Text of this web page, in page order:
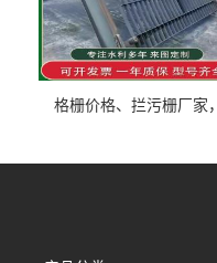
格栅价格、拦污栅厂家，